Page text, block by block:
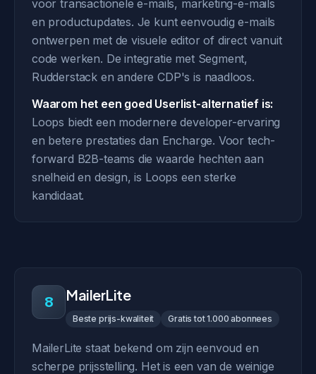
voor transactionele e-mails, marketing-e-mails
en productupdates. Je kunt eenvoudig e-mails
ontwerpen met de visuele editor of direct vanuit
code werken. De integratie met Segment,
Rudderstack en andere CDP's is naadloos.
Waarom het een goed Userlist-alternatief is:
Loops biedt een modernere developer-ervaring
en betere prestaties dan Encharge. Voor tech-
forward B2B-teams die waarde hechten aan
snelheid en design, is Loops een sterke
kandidaat.
8 MailerLite
Beste prijs-kwaliteit Gratis tot 1.000 abonnees
MailerLite staat bekend om zijn eenvoud en
scherpe prijsstelling. Het is een van de weinige